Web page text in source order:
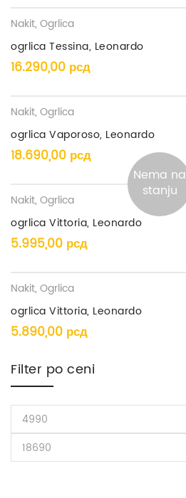
Nakit, Ogrlica
ogrlica Tessina, Leonardo
16.290,00 рсд
Nakit, Ogrlica
ogrlica Vaporoso, Leonardo
18.690,00 рсд
Nema na
stanju
Nakit, Ogrlica
ogrlica Vittoria, Leonardo
5.995,00 рсд
Nakit, Ogrlica
ogrlica Vittoria, Leonardo
5.890,00 рсд
Filter po ceni